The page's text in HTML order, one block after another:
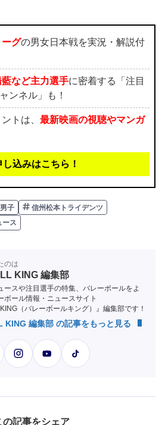
グの男女日本戦を実況・解説付
など主力選手に密着する「注目
ンネル」も！
トは、 最新映画の視聴やマンガ
し込みはこちら！
子
信州松本トライデンツ
ース
のは
KING 編集部
ースや注目選手の特集、バレーボールをよ
ボール情報・ニュースサイト
（バレーボールキング）』編集部です！
KING 編集部 の記事をもっと見る
の記事をシェア